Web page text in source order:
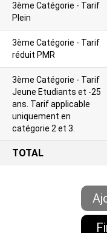
3ème Catégorie - Tarif
Plein
3ème Catégorie - Tarif
réduit PMR
3ème Catégorie - Tarif
Jeune Etudiants et -25
ans. Tarif applicable
uniquement en
catégorie 2 et 3.
TOTAL